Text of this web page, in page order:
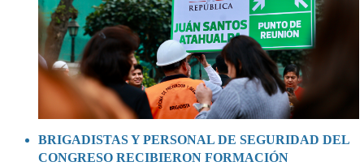
BRIGADISTAS Y PERSONAL DE SEGURIDAD DEL
CONGRESO RECIBIERON FORMACIÓN